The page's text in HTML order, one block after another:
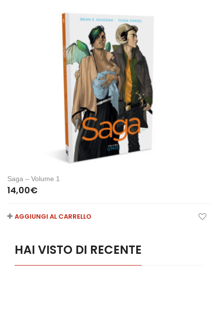
Saga – Volume 1
14,00€
AGGIUNGI AL CARRELLO
HAI VISTO DI RECENTE